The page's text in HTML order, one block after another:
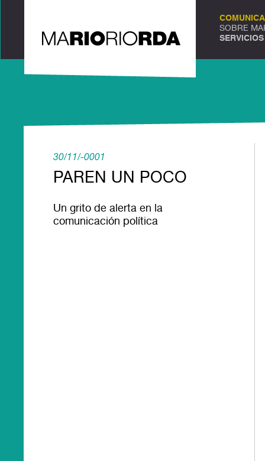
SOBRE
SERVICIOS
30/11/-0001
PAREN UN POCO
Un grito de alerta en la
comunicación política